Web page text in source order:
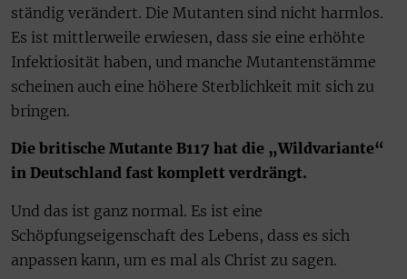
ständig verändert. Die Mutanten sind nicht harmlos.
Es ist mittlerweile erwiesen, dass sie eine erhöhte
Infektiosität haben, und manche Mutantenstämme
scheinen auch eine höhere Sterblichkeit mit sich zu
bringen.
Die britische Mutante B117 hat die „Wildvariante“
in Deutschland fast komplett verdrängt.
Und das ist ganz normal. Es ist eine
Schöpfungseigenschaft des Lebens, dass es sich
anpassen kann, um es mal als Christ zu sagen.